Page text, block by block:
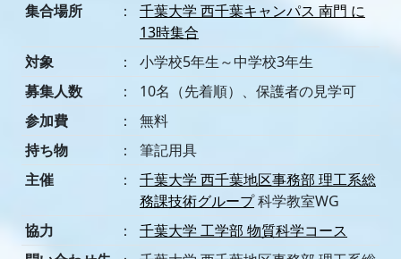
集合場所
：
千葉大学 西千葉キャンパス 南門 に
13時集合
対象
：
小学校5年生～中学校3年生
募集人数
：
10名（先着順）、保護者の見学可
参加費
：
無料
持ち物
：
筆記用具
主催
：
千葉大学 西千葉地区事務部 理工系総
務課技術グループ科学教室WG
協力
：
千葉大学 工学部 物質科学コース